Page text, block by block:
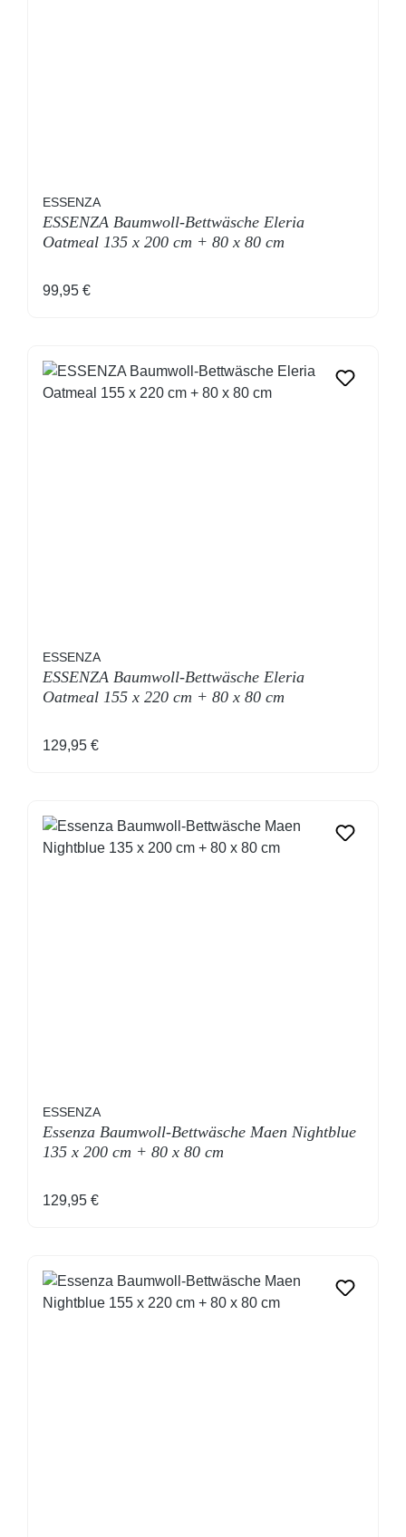
ESSENZA
ESSENZA Baumwoll-Bettwäsche Eleria
Oatmeal 135 x 200 cm + 80 x 80 cm
Regulärer Preis:
99,95 €
ESSENZA
ESSENZA Baumwoll-Bettwäsche Eleria
Oatmeal 155 x 220 cm + 80 x 80 cm
Regulärer Preis:
129,95 €
ESSENZA
Essenza Baumwoll-Bettwäsche Maen Nightblue
135 x 200 cm + 80 x 80 cm
Regulärer Preis:
129,95 €